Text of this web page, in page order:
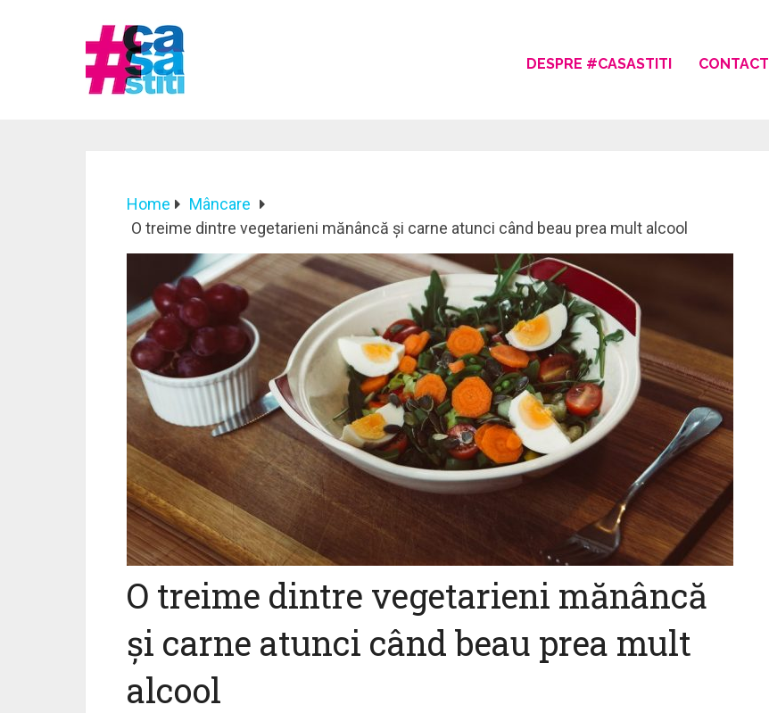
DESPRE #CASASTITI CONTACT
Home
Mâncare
O treime dintre vegetarieni mănâncă și carne atunci când beau prea mult alcool
O treime dintre vegetarieni mănâncă
și carne atunci când beau prea mult
alcool